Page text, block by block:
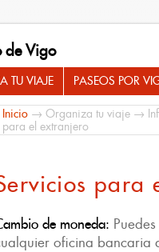
de Vigo
TU VIAJE PASEOS POR
Inicio → Organiza tu viaje →
para el extranjero
para
de moneda: Puedes
oficina bancaria